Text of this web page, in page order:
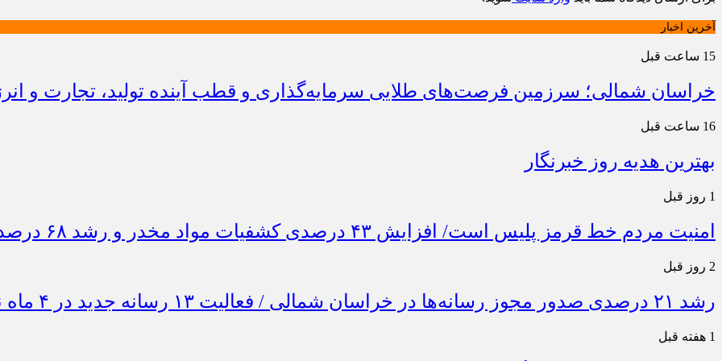
آخرین اخبار
15 ساعت قبل
خراسان شمالی؛ سرزمین فرصت‌های طلایی سرمایه‌گذاری و قطب آینده تولید، تجارت و
16 ساعت قبل
بهترین هدیه روز خبرنگار
1 روز قبل
امنیت مردم خط قرمز پلیس است/ افزایش ۴۳ درصدی کشفیات مواد مخدر و رشد ۶۸ درصدی کشف سرقت در خراسان شمالی
2 روز قبل
رشد ۲۱ درصدی صدور مجوز رسانه‌ها در خراسان شمالی / فعالیت ۱۳ رسانه جدید در ۴ ماه نخست سال
1 هفته قبل